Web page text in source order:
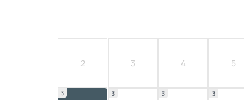
2 3 4 5
3 3 3 3